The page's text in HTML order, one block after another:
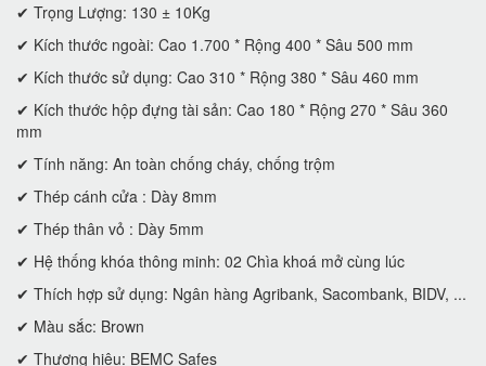
✔ Trọng Lượng: 130 ± 10Kg
✔ Kích thước ngoài: Cao 1.700 * Rộng 400 * Sâu 500 mm
✔ Kích thước sử dụng: Cao 310 * Rộng 380 * Sâu 460 mm
✔ Kích thước hộp đựng tài sản: Cao 180 * Rộng 270 * Sâu 360
mm
✔ Tính năng: An toàn chống cháy, chống trộm
✔ Thép cánh cửa : Dày 8mm
✔ Thép thân vỏ : Dày 5mm
✔ Hệ thống khóa thông minh: 02 Chìa khoá mở cùng lúc
✔ Thích hợp sử dụng: Ngân hàng Agribank, Sacombank, BIDV, ...
✔ Màu sắc: Brown
✔ Thương hiệu: BEMC Safes